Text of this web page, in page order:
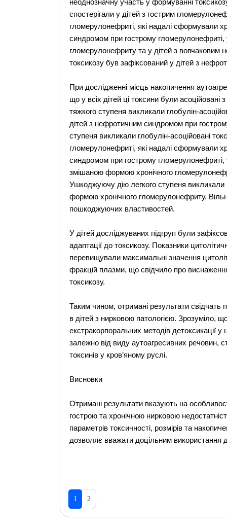
неоднозначну участь у формуванні
спостерігали у дітей з гострим
гломерулонефриті, які надалі сформували
синдромом при гострому
гломерулонефриту та у дітей з вовчаковим
токсикозу був зафіксований у дітей з
При дослідженні місць накопичення
що у всіх дітей ці токсини були
тяжкого ступеня викликали глобулін-
дітей з нефротичним синдромом при
ступеня викликали глобулін-асоційовані
гломерулонефриті, які надалі сформували
синдромом при гострому гломерулонефриті,
змішаною формою хронічного
Ушкоджуючу дію легкого ступеня викликали
формою хронічного гломерулонефриту.
пошкоджуючих властивостей.
У дітей досліджуваних підгруп були
адаптації до токсикозу. Показники
перевищували максимальні значення
фракцій плазми, що свідчило про
токсикозу.
Таким чином, отримані результати свідчать
в дітей з нирковою патологією. Зрозуміло,
екстракорпоральних методів детоксикації у
залежно від виду аутоагресивних речовин,
токсинів у кров’яному руслі.
Висновки
Отримані результати вказують на
гострою та хронічною нирковою
параметрів токсичності, розмірів та
дозволяє вважати доцільним використання
1 2